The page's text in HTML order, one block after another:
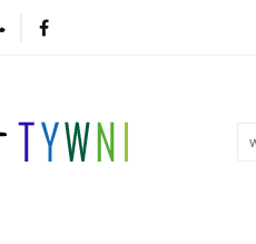
Tworzenie Biżuterii
Biżuteria Nowości